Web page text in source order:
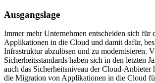
Ausgangslage
Immer mehr Unternehmen entscheiden sich für
Applikationen in die Cloud und damit dafür,
Infrastruktur abzulösen und zu modernisieren.
Sicherheitsstandards haben sich in den letzten
auch das Sicherheitsniveau der Cloud-Anbieter
die Migration von Applikationen in die Cloud